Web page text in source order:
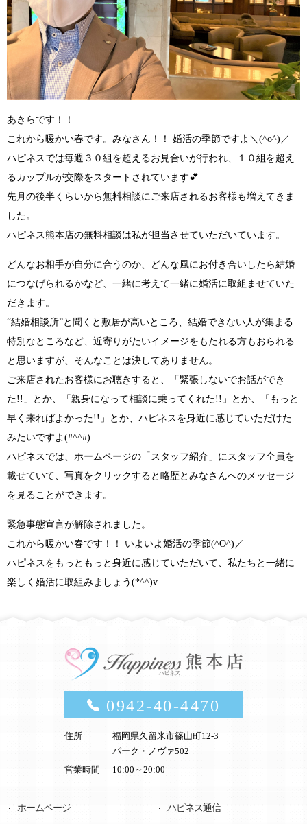
あきらです！！
これから暖かい春です。みなさん！！ 婚活の季節ですよ ＼(^o^)／
ハピネスでは毎週３０組を超えるお見合いが行われ、１０組を超え
るカップルが交際をスタートされています💕
先月の後半くらいから無料相談にご来店されるお客様も増えてきま
した。
ハピネス熊本店の無料相談は私が担当させていただいています。
どんなお相手が自分に合うのか、どんな風にお付き合いしたら結婚
につなげられるかなど、一緒に考えて一緒に婚活に取組ませていた
だきます。
“結婚相談所”と聞くと敷居が高いところ、結婚できない人が集まる
特別なところなど、近寄りがたいイメージをもたれる方もおられる
と思いますが、そんなことは決してありません。
ご来店されたお客様にお聴きすると、
「緊張しないでお話ができ
た!!」
とか、 「親身になって相談に乗ってくれた!!」 とか、
「もっと
早く来ればよかった!!」
とか、ハピネスを身近に感じていただけた
みたいですよ (#^^#)
ハピネスでは、ホームページの「スタッフ紹介」にスタッフ全員を
載せていて、写真をクリックすると略歴とみなさんへのメッセージ
を見ることができます。
緊急事態宣言が解除されました。
これから暖かい春です！！ いよいよ婚活の季節(^O^)／
ハピネスをもっともっと身近に感じていただいて、 私たちと一緒に
楽しく婚活に取組みましょう(*^^)v
0942-40-4470
住所
福岡県久留米市篠山町12-3
パーク・ノヴァ502
営業時間
10:00～20:00
ホームページ ハピネス通信